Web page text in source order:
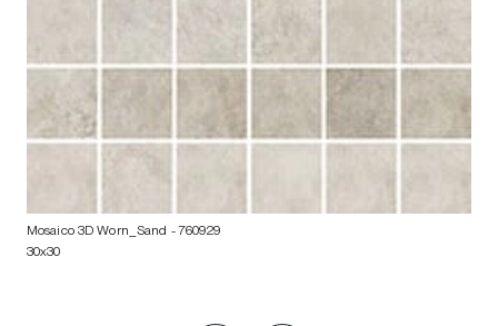
Mosaico 3D Worn_Sand - 760929
30x30